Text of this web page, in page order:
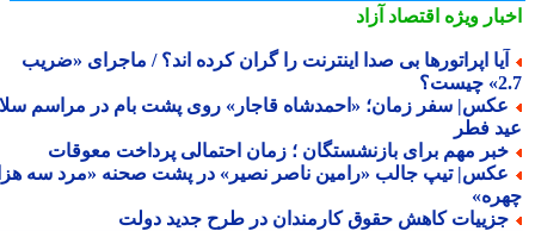
ویژهاقتصاد آزاد
اپراتورها بی صدا اینترنت را گران کرده اند؟ / ماجرای «ضریب
سفر زمان؛ «احمدشاه قاجار» روی پشت بام در مراسم سلام
فطر
مهم برای بازنشستگان ؛ زمان احتمالی پرداخت معوقات
تیپ جالب «رامین ناصر نصیر» در پشت صحنه «مرد سه هزار
کاهش حقوق کارمندان در طرح جدید دولت